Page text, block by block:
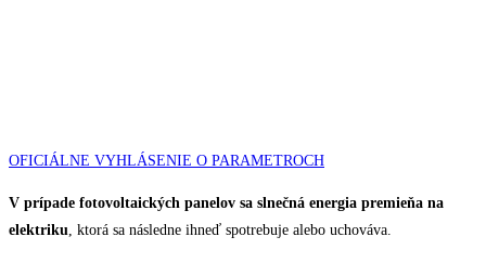
OFICIÁLNE VYHLÁSENIE O PARAMETROCH
V prípade fotovoltaických panelov sa slnečná energia premieňa na
elektriku, ktorá sa následne ihneď spotrebuje alebo uchováva.